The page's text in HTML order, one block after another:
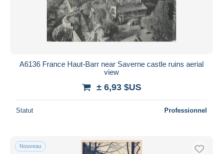
A6136 France Haut-Barr near Saverne castle ruins aerial
view
± 6,93 $US
Statut Professionnel
Nouveau